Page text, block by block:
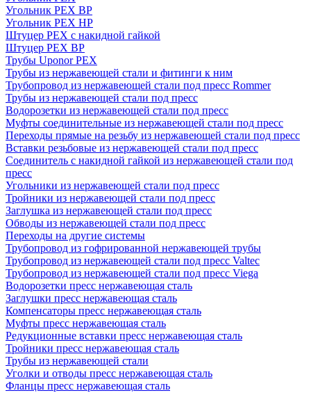
Угольник PEX ВР
Угольник PEX НР
Штуцер PEX c накидной гайкой
Штуцер PEX ВР
Трубы Uponor PEX
Трубы из нержавеющей стали и фитинги к ним
Трубопровод из нержавеющей стали под пресс Rommer
Трубы из нержавеющей стали под пресс
Водорозетки из нержавеющей стали под пресс
Муфты соединительные из нержавеющей стали под пресс
Переходы прямые на резьбу из нержавеющей стали под пресс
Вставки резьбовые из нержавеющей стали под пресс
Соединитель с накидной гайкой из нержавеющей стали под
пресс
Угольники из нержавеющей стали под пресс
Тройники из нержавеющей стали под пресс
Заглушка из нержавеющей стали под пресс
Обводы из нержавеющей стали под пресс
Переходы на другие системы
Трубопровод из гофрированной нержавеющей трубы
Трубопровод из нержавеющей стали под пресс Valtec
Трубопровод из нержавеющей стали под пресс Viega
Водорозетки пресс нержавеющая сталь
Заглушки пресс нержавеющая сталь
Компенсаторы пресс нержавеющая сталь
Муфты пресс нержавеющая сталь
Редукционные вставки пресс нержавеющая сталь
Тройники пресс нержавеющая сталь
Трубы из нержавеющей стали
Уголки и отводы пресс нержавеющая сталь
Фланцы пресс нержавеющая сталь